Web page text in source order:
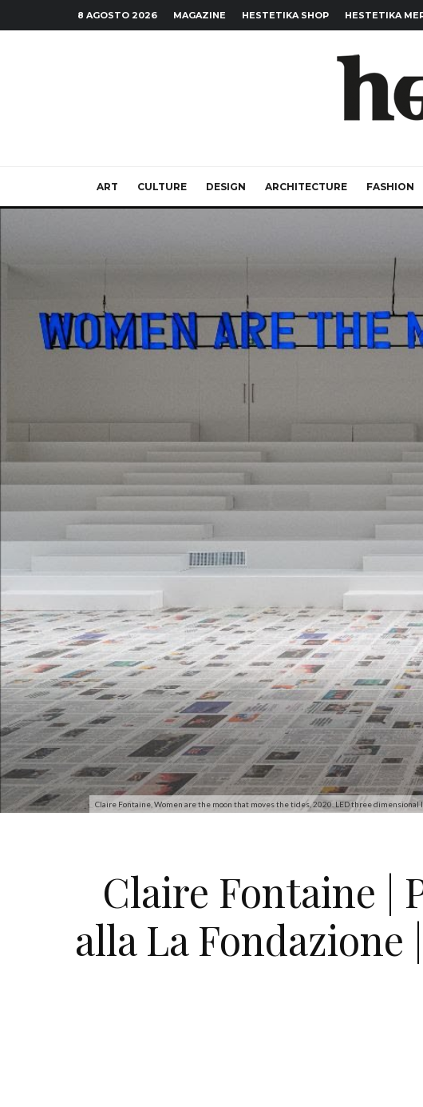
8 AGOSTO 2026 MAGAZINE HESTETIKA SHOP HESTETIKA
ART CULTURE DESIGN ARCHITECTURE FASHION
Claire Fontaine, Women are the moon that moves the tides, 2020. LED three
Claire Fontaine |
alla La Fondazione